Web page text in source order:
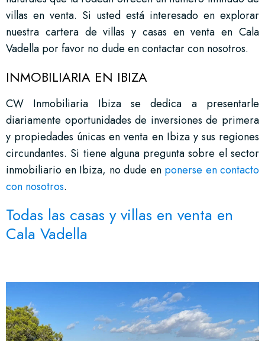
villas en venta. Si usted está interesado en explorar
nuestra cartera de villas y casas en venta en Cala
Vadella por favor no dude en contactar con nosotros.
INMOBILIARIA EN IBIZA
CW Inmobiliaria Ibiza se dedica a presentarle
diariamente oportunidades de inversiones de primera
y propiedades únicas en venta en Ibiza y sus regiones
circundantes. Si tiene alguna pregunta sobre el sector
inmobiliario en Ibiza, no dude en ponerse en contacto
con nosotros.
Todas las casas y villas en venta en
Cala Vadella